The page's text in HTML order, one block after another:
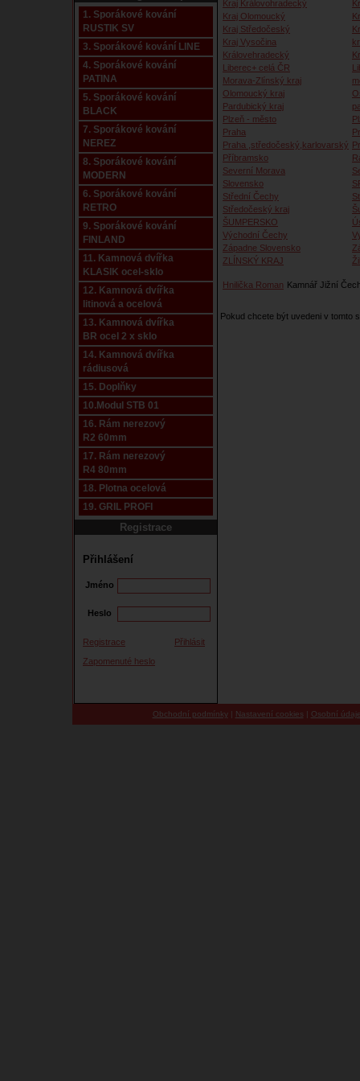
1. Sporákové kování
RUSTIK SV
3. Sporákové kování LINE
4. Sporákové kování
PATINA
5. Sporákové kování
BLACK
7. Sporákové kování
NEREZ
8. Sporákové kování
MODERN
6. Sporákové kování
RETRO
9. Sporákové kování
FINLAND
11. Kamnová dvířka
KLASIK ocel-sklo
12. Kamnová dvířka
litinová a ocelová
13. Kamnová dvířka
BR ocel 2 x sklo
14. Kamnová dvířka
rádiusová
15. Doplňky
10.Modul STB 01
16. Rám nerezový
R2 60mm
17. Rám nerezový
R4 80mm
18. Plotna ocelová
19. GRIL PROFI
Registrace
Přihlášení
Jméno
Heslo
Registrace
Přihlásit
Zapomenuté heslo
Kraj Královohradecký
Kraj Olomoucký
Kraj Středočeský
Kraj Vysočina
Královehradecký
Liberec+ celá ČR
Morava-Zlínský kraj
Olomoucký kraj
Pardubický kraj
Plzeň - město
Praha
Praha ,středočeský,karlovarský
Příbramsko
Severní Morava
Slovensko
Střední Čechy
Středočeský kraj
ŠUMPERSKO
Východní Čechy
Západne Slovensko
ZLÍNSKÝ KRAJ
Hnilička Roman Kamnář Jižní
Pokud chcete být uvedeni v tomto
Obchodní podmínky| Nastavení cookies | Osobní